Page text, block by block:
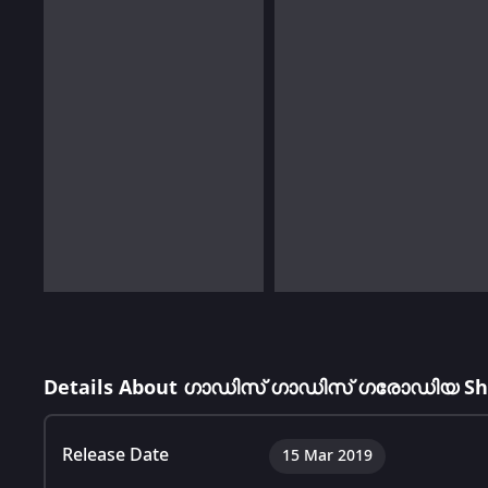
Details About ഗാഡിസ് ഗാഡിസ് ഗരോഡിയ
Release Date 15 Mar 2019